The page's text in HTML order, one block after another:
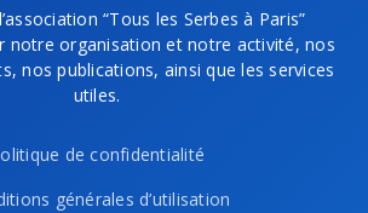
“Tous les Serbes à Paris”
notre organisation et notre activité, nos
nos publications, ainsi que les services
utiles.
de confidentialité
générales d’utilisation